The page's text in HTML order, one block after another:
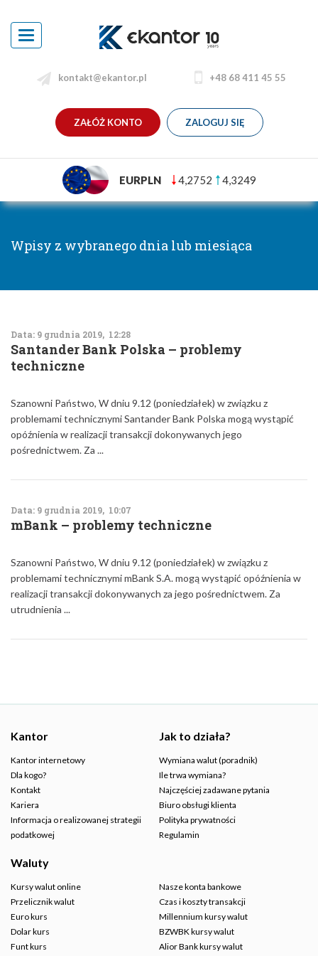
Toggle
navigation
kontakt@ekantor.pl +48 68 411 45 55
ZAŁÓŻ KONTO ZALOGUJ SIĘ
EURPLN 4,2752 4,3249
Wpisy z wybranego dnia lub miesiąca
Data: 9 grudnia 2019, 12:28
Santander Bank Polska – problemy
techniczne
Szanowni Państwo, W dniu 9.12 (poniedziałek) w związku z
problemami technicznymi Santander Bank Polska mogą wystąpić
opóźnienia w realizacji transakcji dokonywanych jego
pośrednictwem. Za ...
Data: 9 grudnia 2019, 10:07
mBank – problemy techniczne
Szanowni Państwo, W dniu 9.12 (poniedziałek) w związku z
problemami technicznymi mBank S.A. mogą wystąpić opóźnienia w
realizacji transakcji dokonywanych za jego pośrednictwem. Za
utrudnienia ...
Kantor
Kantor internetowy
Dla kogo?
Kontakt
Kariera
Informacja o realizowanej strategii
podatkowej
Jak to działa?
Wymiana walut (poradnik)
Ile trwa wymiana?
Najczęściej zadawane pytania
Biuro obsługi klienta
Polityka prywatności
Regulamin
Waluty
Kursy walut online
Przelicznik walut
Euro kurs
Dolar kurs
Funt kurs
Nasze konta bankowe
Czas i koszty transakcji
Millennium kursy walut
BZWBK kursy walut
Alior Bank kursy walut